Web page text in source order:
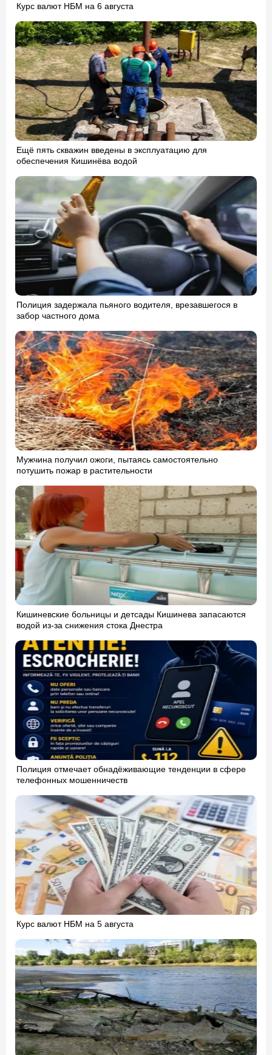
Курс валют НБМ на 6 августа
Ещё пять скважин введены в эксплуатацию для
обеспечения Кишинёва водой
Полиция задержала пьяного водителя, врезавшегося в
забор частного дома
Мужчина получил ожоги, пытаясь самостоятельно
потушить пожар в растительности
Кишиневские больницы и детсады Кишинева запасаются
водой из-за снижения стока Днестра
Полиция отмечает обнадёживающие тенденции в сфере
телефонных мошенничеств
Курс валют НБМ на 5 августа